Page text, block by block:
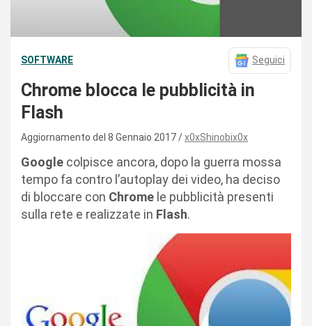
SOFTWARE Seguici
Chrome blocca le pubblicità in
Flash
Aggiornamento del 8 Gennaio 2017 x0xShinobix0x
Google colpisce ancora, dopo la guerra mossa
tempo fa contro l’autoplay dei video, ha deciso
di bloccare con Chrome le pubblicità presenti
sulla rete e realizzate in Flash.